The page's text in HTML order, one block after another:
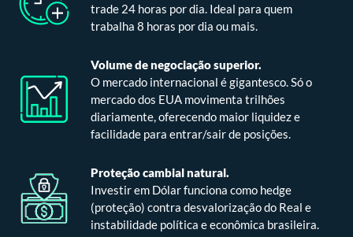
trade 24 horas por dia. Ideal para quem
trabalha 8 horas por dia ou mais.
Volume de negociação superior.
O mercado internacional é gigantesco. Só o
mercado dos EUA movimenta trilhões
diariamente, oferecendo maior liquidez e
facilidade para entrar/sair de posições.
Proteção cambial natural.
Investir em Dólar funciona como hedge
(proteção) contra desvalorização do Real e
instabilidade política e econômica brasileira.